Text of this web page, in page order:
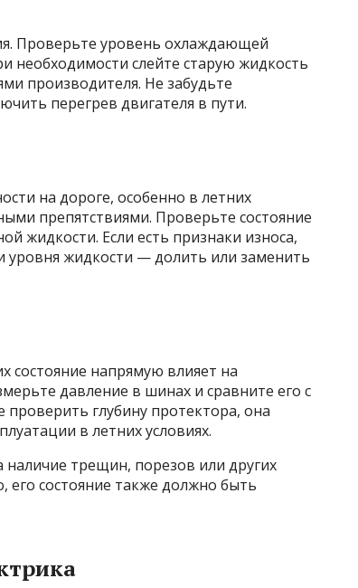
Проверьте уровень охлаждающей
необходимости слейте старую жидкость
производителя. Не забудьте
перегрев двигателя в пути.
на дороге, особенно в летних
препятствиями. Проверьте состояние
жидкости. Если есть признаки износа,
уровня жидкости — долить или заменить
напрямую влияет на
давление в шинах и сравните его с
глубину протектора, она
в летних условиях.
трещин, порезов или других
его состояние также должно быть